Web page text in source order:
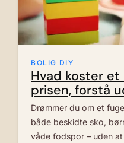
BOLIG DIY
Hvad koster et
prisen, forstå
penge
Drømmer du om et
både beskidte sko,
våde fodspor – uden